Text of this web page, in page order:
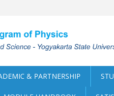
& PARTNERSHIP